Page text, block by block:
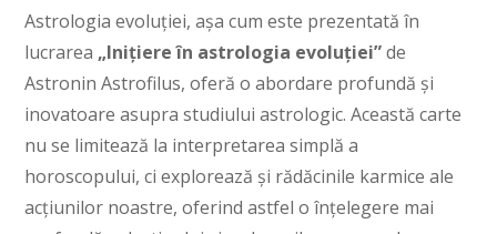
Astrologia evoluției, așa cum este prezentată în
lucrarea „Inițiere în astrologia evoluției”de
Astronin Astrofilus, oferă o abordare profundă și
inovatoare asupra studiului astrologic. Această carte
nu se limitează la interpretarea simplă a
horoscopului, ci explorează și rădăcinile karmice ale
acțiunilor noastre, oferind astfel o înțelegere mai